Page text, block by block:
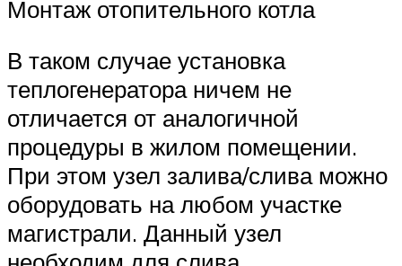
Монтаж отопительного котла
В таком случае установка
теплогенератора ничем не
отличается от аналогичной
процедуры в жилом помещении.
При этом узел залива/слива можно
оборудовать на любом участке
магистрали. Данный узел